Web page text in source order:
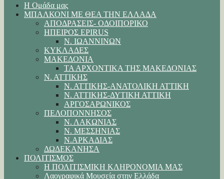
Η Ομάδα μας
ΜΠΑΛΚΟΝΙ ΜΕ ΘΕΑ ΤΗΝ ΕΛΛΑΔΑ
ΑΠΟΔΡΑΣΕΙΣ- ΟΔΟΙΠΟΡΙΚΟ
ΗΠΕΙΡΟΣ EPIRUS
Ν. ΙΩΑΝΝΙΝΩΝ
ΚΥΚΛΑΔΕΣ
ΜΑΚΕΔΟΝΙΑ
ΤΑ ΑΡΧΟΝΤΙΚΑ ΤΗΣ ΜΑΚΕΔΟΝΙΑΣ
Ν. ΑΤΤΙΚΗΣ
Ν. ΑΤΤΙΚΗΣ-ΑΝΑΤΟΛΙΚΗ ΑΤΤΙΚΗ
Ν. ΑΤΤΙΚΗΣ-ΔΥΤΙΚΗ ΑΤΤΙΚΗ
ΑΡΓΟΣΑΡΩΝΙΚΟΣ
ΠΕΛΟΠΟΝΝΗΣΟΣ
Ν. ΛΑΚΩΝΙΑΣ
Ν. ΜΕΣΣΗΝΙΑΣ
Ν.ΑΡΚΑΔΙΑΣ
ΔΩΔΕΚΑΝΗΣΑ
ΠΟΛΙΤΙΣΜΟΣ
Η ΠΟΛΙΤΙΣΜΙΚΗ ΚΛΗΡΟΝΟΜΙΑ ΜΑΣ
Λαογραφικά Μουσεία στην Ελλάδα